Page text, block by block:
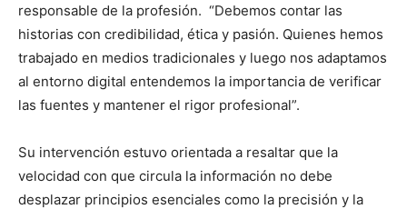
responsable de la profesión. “Debemos contar las
historias con credibilidad, ética y pasión. Quienes hemos
trabajado en medios tradicionales y luego nos adaptamos
al entorno digital entendemos la importancia de verificar
las fuentes y mantener el rigor profesional”.
Su intervención estuvo orientada a resaltar que la
velocidad con que circula la información no debe
desplazar principios esenciales como la precisión y la